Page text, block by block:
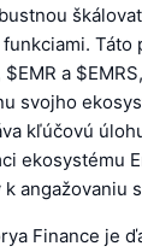
Táto
a
svojho
kľúčovú
ekosystému
angažovaniu
Finance je